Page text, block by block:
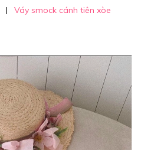
|
Váy smock cánh tiên xòe